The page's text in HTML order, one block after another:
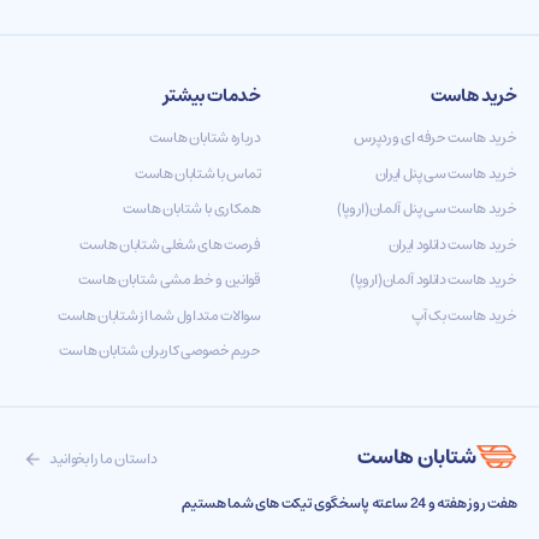
خرید هاست
خرید هاست حرفه ای وردپرس
خرید هاست سی پنل ایران
خرید هاست سی پنل آلمان(اروپا)
خرید هاست دانلود ایران
خرید هاست دانلود آلمان(اروپا)
خرید هاست بک آپ
خدمات بیشتر
درباره شتابان هاست
تماس با شتابان هاست
همکاری با شتابان هاست
فرصت های شغلی شتابان هاست
قوانین و خط مشی شتابان هاست
سوالات متداول شما از شتابان هاست
حریم خصوصی کاربران شتابان هاست
شتابان هاست
داستان ما را بخوانید
هفت روز هفته و 24 ساعته پاسخگوی تیکت های شما هستیم